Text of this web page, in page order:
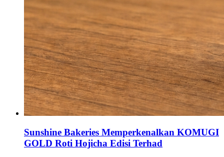
Sunshine Bakeries Memperkenalkan KOMUGI
GOLD Roti Hojicha Edisi Terhad